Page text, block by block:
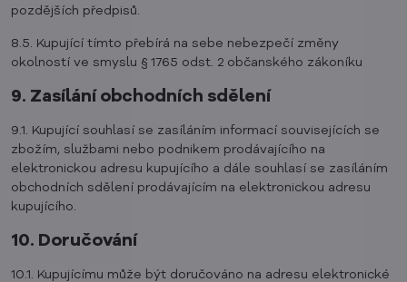
pozdějších předpisů.
8.5. Kupující tímto přebírá na sebe nebezpečí změny
okolností ve smyslu § 1765 odst. 2 občanského zákoníku
9. Zasílání obchodních sdělení
9.1. Kupující souhlasí se zasíláním informací souvisejících se
zbožím, službami nebo podnikem prodávajícího na
elektronickou adresu kupujícího a dále souhlasí se zasíláním
obchodních sdělení prodávajícím na elektronickou adresu
kupujícího.
10. Doručování
10.1. Kupujícímu může být doručováno na adresu elektronické